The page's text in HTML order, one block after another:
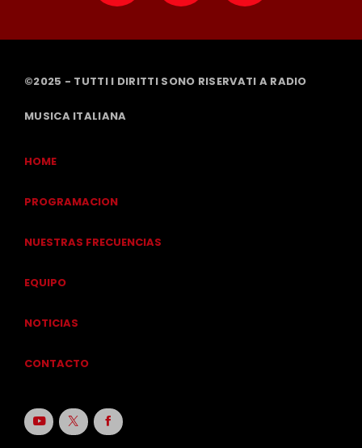
©2025 - TUTTI I DIRITTI SONO RISERVATI A RADIO
MUSICA ITALIANA
HOME
PROGRAMACION
NUESTRAS FRECUENCIAS
EQUIPO
NOTICIAS
CONTACTO